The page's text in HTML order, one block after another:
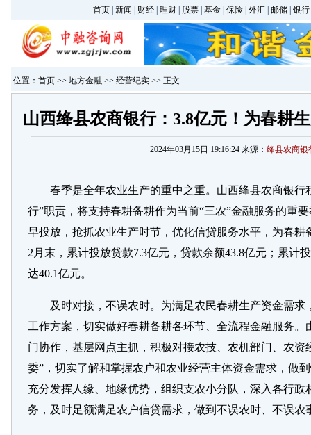
首页 新闻 财经 理财 股票 基金 保险 外汇 邮储 银行
位置： 首页 >> 地方金融 >> 经营纪实 >> 正文
山西绛县农商银行：3.8亿元！为春耕
2024年03月15日 19:16:24 来源： 绛县农商银
春季是全年农业生产的重中之重。山西绛县农商银行
行”职责，将支持春耕备耕作为当前“三农”金融服务的重
早投放，抢抓农业生产时节，优化信贷服务水平，为春耕
2月末，累计投放贷款7.3亿元，贷款余额43.8亿元；累计
达40.1亿元。
及时对接，不误农时。为满足农民春耕生产资金需求
工作方案，切实做好春耕备耕各环节、全流程金融服务。
门协作，基层网点主抓，积极对接农技、农机部门、农资
委”，切实了解和掌握农户和农业经营主体资金需求，做
充分发挥人缘、地缘优势，组织支农小分队，深入各行政
务，及时足额满足农户信贷需求，做到不误农时、不误农